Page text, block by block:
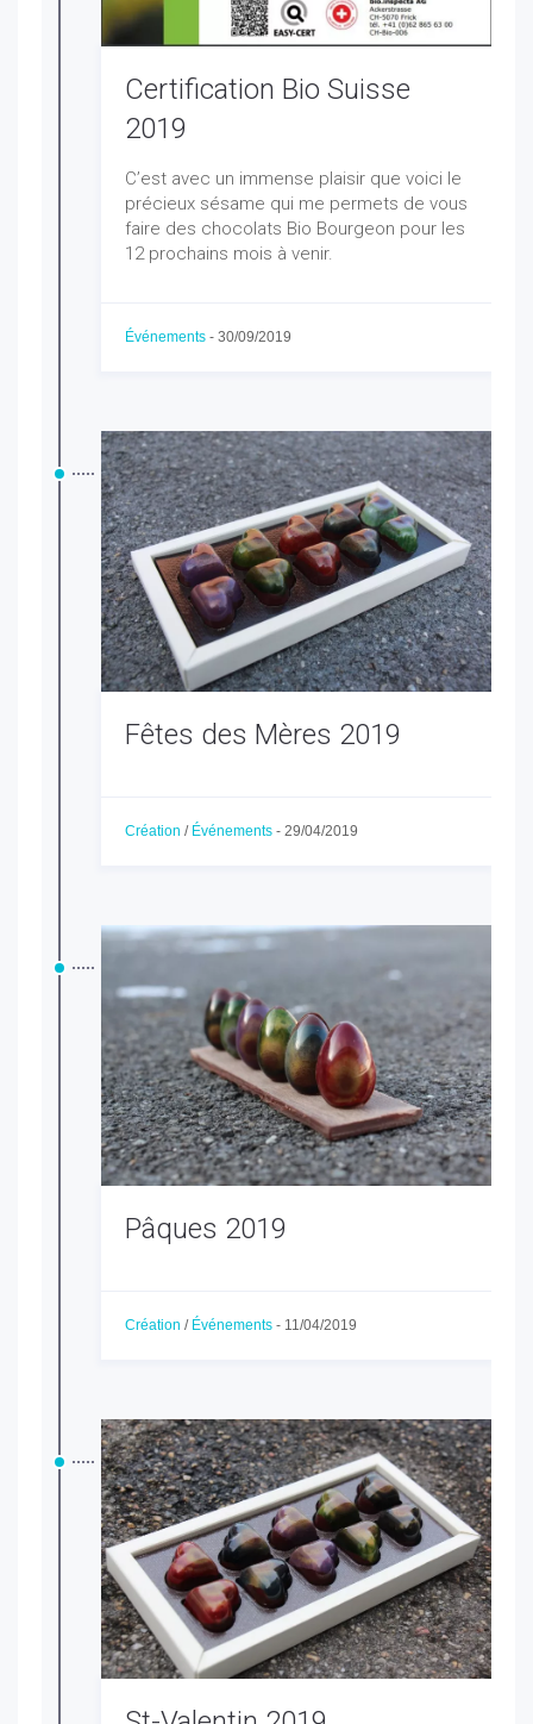
Certification Bio Suisse
2019
C’est avec un immense plaisir que voici le
précieux sésame qui me permets de vous
faire des chocolats Bio Bourgeon pour les
12 prochains mois à venir.
Événements - 30/09/2019
Fêtes des Mères 2019
Création / Événements - 29/04/2019
Pâques 2019
Création / Événements - 11/04/2019